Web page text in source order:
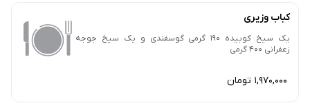
کباب وزیری
یک سیخ کوبیده 190 گرمی گوسفندی و یک سیخ جوجه
زعفرانی 400 گرمی
1,970,000 تومان